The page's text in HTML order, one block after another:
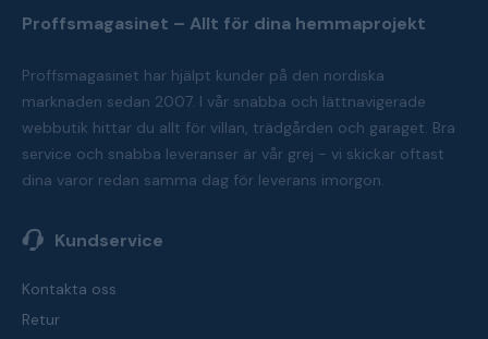
Proffsmagasinet – Allt för dina hemmaprojekt
Proffsmagasinet har hjälpt kunder på den nordiska
marknaden sedan 2007. I vår snabba och lättnavigerade
webbutik hittar du allt för villan, trädgården och garaget. Bra
service och snabba leveranser är vår grej - vi skickar oftast
dina varor redan samma dag för leverans imorgon.
Kundservice
Kontakta oss
Retur